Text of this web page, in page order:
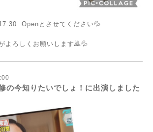
Openとさせてください💦
よろしくお願いします🙇💦
の今知りたいでしょ！に出演しました